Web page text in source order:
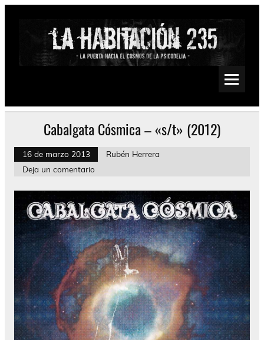
Saltar
Psychedelic, Stoner, Doom, Sludge, Fuzz, Space, Drone
Cabalgata Cósmica – «s/t» (2012)
16 de marzo 2013
Rubén Herrera
Deja un comentario